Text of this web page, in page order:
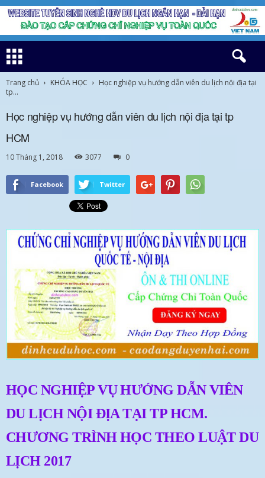
Trang chủ KHÓA HỌC
Học nghiệp vụ hướng dẫn viên du lịch nội địa tại
tp...
Học nghiệp vụ hướng dẫn viên du lịch nội địa tại tp
HCM
10 Tháng 1, 2018 3077 0
Facebook Twitter
HỌC NGHIỆP VỤ HƯỚNG DẪN VIÊN
DU LỊCH NỘI ĐỊA TẠI TP HCM.
CHƯƠNG TRÌNH HỌC THEO LUẬT DU
LỊCH 2017